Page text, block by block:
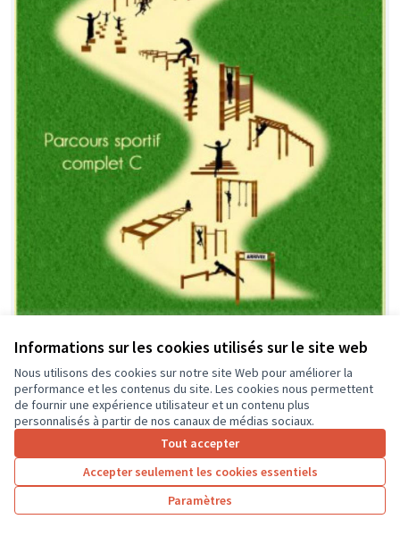
Informations sur les cookies utilisés sur le site web
Nous utilisons des cookies sur notre site Web pour améliorer la
performance et les contenus du site. Les cookies nous permettent
de fournir une expérience utilisateur et un contenu plus
personnalisés à partir de nos canaux de médias sociaux.
Tout accepter
Accepter seulement les cookies essentiels
Paramètres
Parcours sportif au collège La
Rabière
Soumis au
COLLEGE LA RABIERE _ JOUE-LES-TOURS
0 0